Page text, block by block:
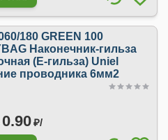
180 GREEN 100
Наконечник-гильза
(Е-гильза) Uniel
проводника 6мм2
0.90₽/